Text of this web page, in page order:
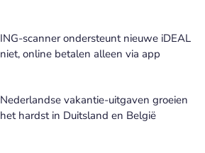
ING-scanner ondersteunt nieuwe iDEAL
niet, online betalen alleen via app
Nederlandse vakantie-uitgaven groeien
het hardst in Duitsland en België